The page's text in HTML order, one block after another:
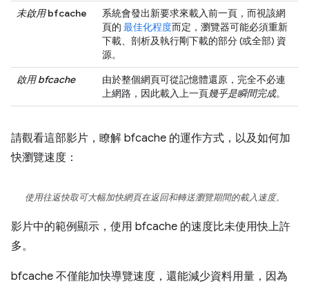
未啟用bfcache
系統會發出新要求來載入前一頁，而視該網
頁的 最佳化程度而定，瀏覽器可能必須重新
下載、剖析及執行剛下載的部分 (或全部) 資
源。
啟用 bfcache
由於整個網頁可從記憶體還原，完全不必連
上網路，因此載入上一頁幾乎是瞬間完成。
請觀看這部影片，瞭解 bfcache 的運作方式，以及如何加
快瀏覽速度：
使用往返快取可大幅加快網頁在返回和轉送瀏覽期間的載入速度。
影片中的範例顯示，使用 bfcache 的速度比未使用快上許
多。
bfcache 不僅能加快導覽速度，還能減少資料用量，因為